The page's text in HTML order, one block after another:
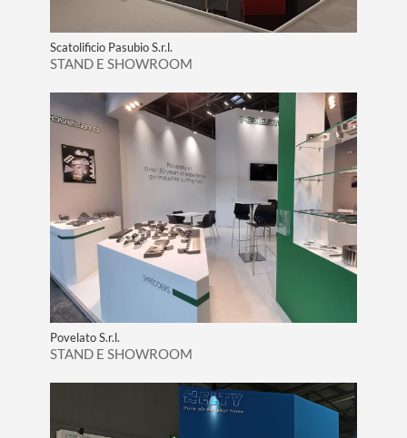
Scatolificio Pasubio S.r.l.
STAND E SHOWROOM
Povelato S.r.l.
STAND E SHOWROOM